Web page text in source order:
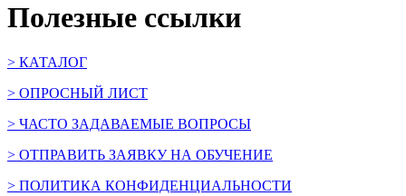
Полезные ссылки
> КАТАЛОГ
> ОПРОСНЫЙ ЛИСТ
> ЧАСТО ЗАДАВАЕМЫЕ ВОПРОСЫ
> ОТПРАВИТЬ ЗАЯВКУ НА ОБУЧЕНИЕ
> ПОЛИТИКА КОНФИДЕНЦИАЛЬНОСТИ